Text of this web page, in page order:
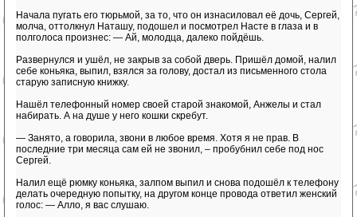
Начала пугать его тюрьмой, за то, что он изнасиловал её дочь, Сергей,
молча, оттолкнул Наташу, подошел и посмотрел Насте в глаза и в
полголоса произнес: — Ай, молодца, далеко пойдёшь.
Развернулся и ушёл, не закрыв за собой дверь. Пришёл домой, налил
себе коньяка, выпил, взялся за голову, достал из письменного стола
старую записную книжку.
Нашёл телефонный номер своей старой знакомой, Анжелы и стал
набирать. А на душе у него кошки скребут.
— Занято, а говорила, звони в любое время. Хотя я не прав. В
последние три месяца сам ей не звонил, – пробубнил себе под нос
Сергей.
Налил ещё рюмку коньяка, залпом выпил и снова подошёл к телефону
делать очередную попытку, на другом конце провода ответил женский
голос: — Алло, я вас слушаю.